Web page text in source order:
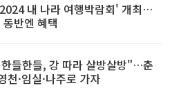
내 나라 여행박람회' 개최…
반엔 혜택
들한들, 강 따라 살방살방"…춘
천·임실·나주로 가자